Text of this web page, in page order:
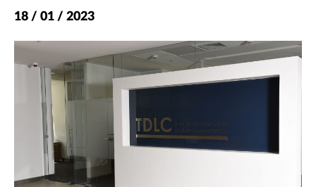
18 / 01 / 2023